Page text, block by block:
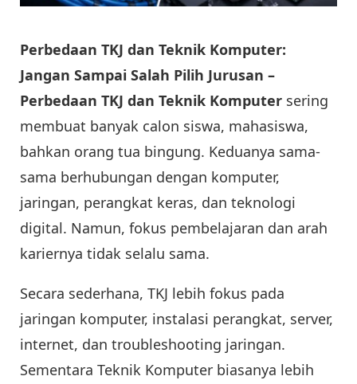
Perbedaan TKJ dan Teknik Komputer:
Jangan Sampai Salah Pilih Jurusan –
Perbedaan TKJ dan Teknik Komputer sering
membuat banyak calon siswa, mahasiswa,
bahkan orang tua bingung. Keduanya sama-
sama berhubungan dengan komputer,
jaringan, perangkat keras, dan teknologi
digital. Namun, fokus pembelajaran dan arah
kariernya tidak selalu sama.
Secara sederhana, TKJ lebih fokus pada
jaringan komputer, instalasi perangkat, server,
internet, dan troubleshooting jaringan.
Sementara Teknik Komputer biasanya lebih